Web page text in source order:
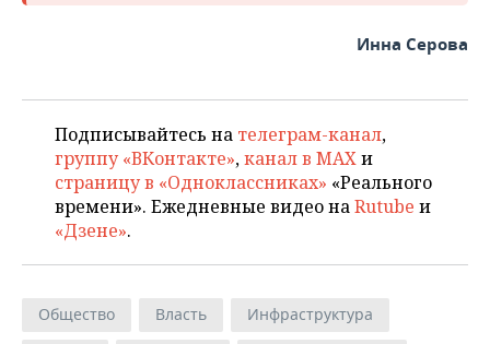
Инна Серова
Подписывайтесь на телеграм-канал,
группу «ВКонтакте»,канал в MAXи
страницу в «Одноклассниках» «Реального
времени». Ежедневные видео наRutube и
«Дзене».
Общество Власть
Инфраструктура